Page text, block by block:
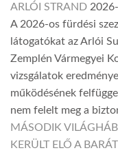
ARLÓI STRAND
A 2026-os fürdési
látogatókat az Arlói
Zemplén Vármegyei
vizsgálatok
működésének
nem felelt meg a
MÁSODIK
KERÜLT ELŐ A